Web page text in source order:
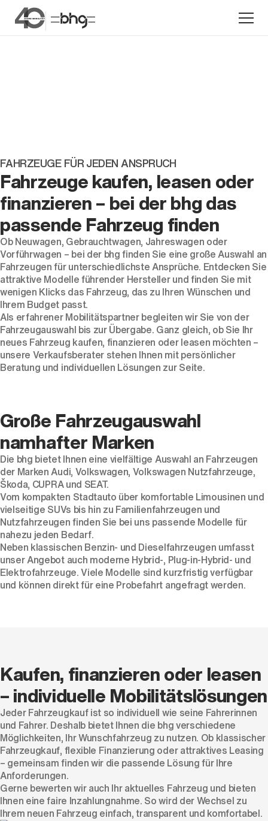
Unternehmen
Standorte
Karriere
News
Am 5. September
FAHRZEUGE FÜR JEDEN ANSPRUCH
Fahrzeuge kaufen, leasen oder
finanzieren – bei der bhg das
passende Fahrzeug finden
ObNeuwagen, Gebrauchtwagen, Jahreswagen oder
Vorführwagen – bei der bhg finden Sie eine große Auswahl an
Fahrzeugen für unterschiedlichste Ansprüche. Entdecken Sie
attraktive Modelle führender Hersteller und finden Sie mit
wenigen Klicks das Fahrzeug, das zu Ihren Wünschen und
Ihrem Budget passt.
Als erfahrener Mobilitätspartner begleiten wir Sie von der
Fahrzeugauswahl bis zur Übergabe. Ganz gleich, ob Sie Ihr
neues Fahrzeug kaufen, finanzieren oder leasen möchten –
unsere Verkaufsberater stehen Ihnen mit persönlicher
Beratung und individuellen Lösungen zur Seite.
Große Fahrzeugauswahl
namhafter Marken
Die bhg bietet Ihnen eine vielfältige Auswahl an Fahrzeugen
der MarkenAudi, Volkswagen, Volkswagen Nutzfahrzeuge,
Škoda, CUPRAund SEAT.
Vom kompakten Stadtauto über komfortable Limousinen und
vielseitige SUVs bis hin zu Familienfahrzeugen und
Nutzfahrzeugenfinden Sie bei uns passende Modelle für
nahezu jeden Bedarf.
Neben klassischen Benzin- und Dieselfahrzeugen umfasst
unser Angebot auch moderne Hybrid-, Plug-in-Hybrid- und
Elektrofahrzeuge. Viele Modelle sind kurzfristig verfügbar
und können direkt für eine Probefahrt angefragt werden.
Kaufen, finanzieren oder leasen
– individuelle Mobilitätslösungen
Jeder Fahrzeugkauf ist so individuell wie seine Fahrerinnen
und Fahrer. Deshalb bietet Ihnen die bhg verschiedene
Möglichkeiten, Ihr Wunschfahrzeug zu nutzen. Ob klassischer
Fahrzeugkauf, flexible Finanzierung oder attraktives Leasing
– gemeinsam finden wir die passende Lösung für Ihre
Anforderungen.
Gerne bewerten wir auch Ihr aktuelles Fahrzeug und bieten
Ihnen eine faire Inzahlungnahme. So wird der Wechsel zu
Ihrem neuen Fahrzeug einfach, transparent und komfortabel.